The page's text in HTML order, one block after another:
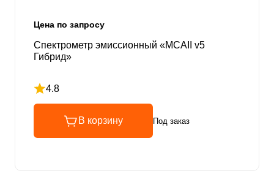
Цена по запросу
Спектрометр эмиссионный «МСАII v5
Гибрид»
4.8
Рейтинг 4.8 из 5
В корзину Под заказ